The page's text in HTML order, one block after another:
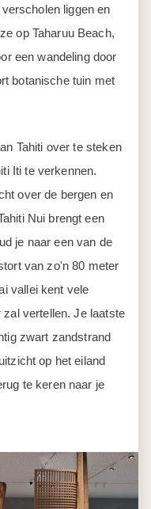
liggen en
op Taharuu Beach,
een wandeling door
botanische tuin met
Tahiti over te steken
Iti te verkennen.
over de bergen en
Nui brengt een
je naar een van de
van zo'n 80 meter
vallei kent vele
vertellen. Je laatste
zwart zandstrand
op het eiland
te keren naar je